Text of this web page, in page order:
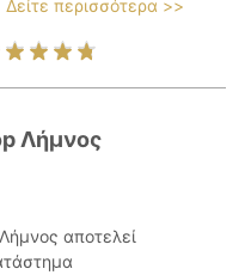
Δείτε περισσότερα >>
Λήμνος
αποτελεί